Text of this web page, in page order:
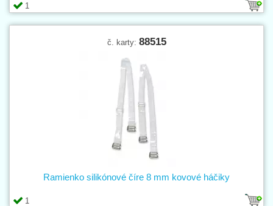
1
č. karty: 88515
1
Ramienko silikónové číre 8 mm kovové háčiky